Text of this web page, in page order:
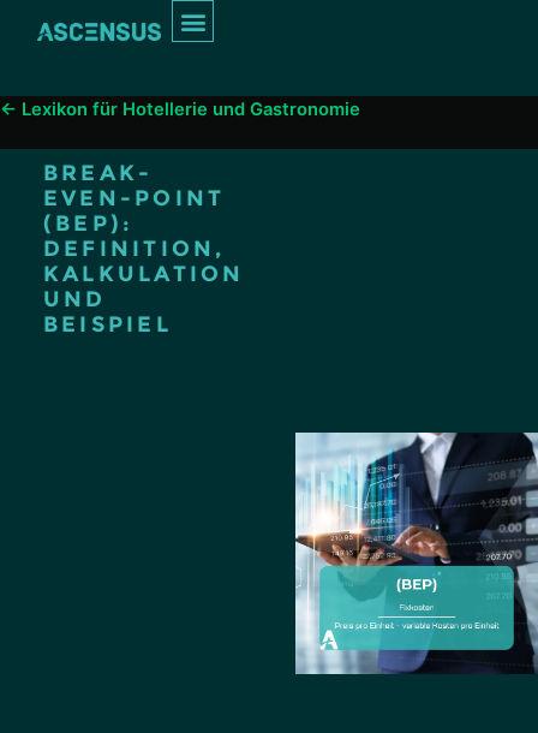
springen
← Lexikon für Hotellerie und Gastronomie
BREAK-
EVEN-POINT
(BEP):
DEFINITION,
KALKULATION
UND
BEISPIEL